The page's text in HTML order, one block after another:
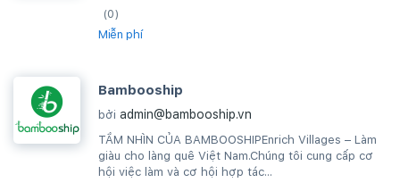
(0)
Miễn phí
Bambooship
bởi admin@bambooship.vn
TẦM NHÌN CỦA BAMBOOSHIPEnrich Villages – Làm
giàu cho làng quê Việt Nam.Chúng tôi cung cấp cơ
hội việc làm và cơ hội hợp tác...